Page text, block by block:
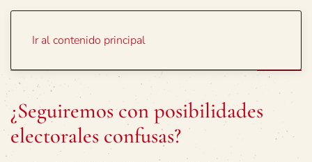
Ir al contenido principal
¿Seguiremos con posibilidades
electorales confusas?